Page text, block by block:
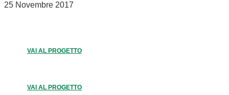
25 Novembre 2017
VAI AL PROGETTO
VAI AL PROGETTO